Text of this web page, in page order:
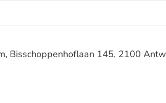
Bisschoppenhoflaan 145, 2100